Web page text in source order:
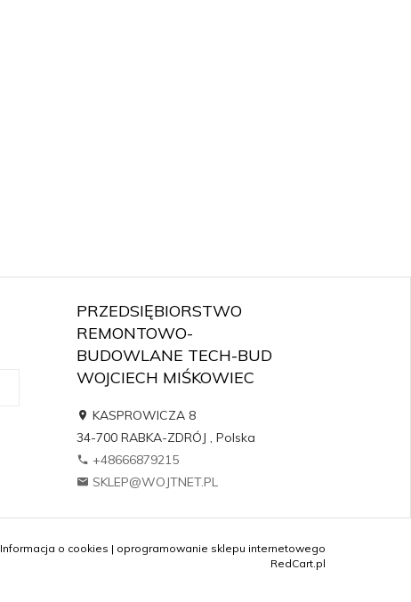
PRZEDSIĘBIORSTWO
REMONTOWO-
BUDOWLANE TECH-BUD
WOJCIECH MIŚKOWIEC
KASPROWICZA 8
34-700 RABKA-ZDRÓJ , Polska
+48666879215
SKLEP@WOJTNET.PL
Informacja o cookies | oprogramowanie sklepu internetowego
RedCart.pl